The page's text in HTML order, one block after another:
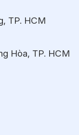
TP. HCM
Hòa, TP. HCM